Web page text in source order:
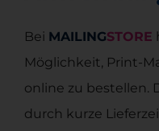
Bei MAILINGSTORE
Möglichkeit, Print-
online zu bestellen.
durch kurze